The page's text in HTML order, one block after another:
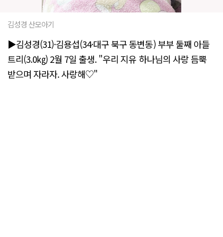
김성경 산모아기
▶김성경(31)·김용섭(34·대구 북구 동변동) 부부 둘째 아들
트리(3.0㎏) 2월 7일 출생. "우리 지유 하나님의 사랑 듬뿍
받으며 자라자. 사랑해♡"